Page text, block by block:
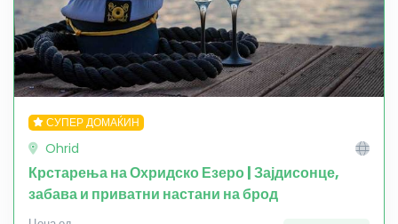
СУПЕР ДОМАЌИН
Ohrid
Крстарења на Охридско Езеро | Зајдисонце,
забава и приватни настани на брод